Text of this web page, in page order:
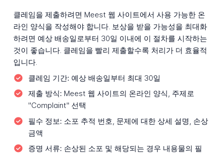
클레임을 제출하려면 Meest 웹 사이트에서 사용 가능한 온
라인 양식을 작성해야 합니다. 보상을 받을 가능성을 최대화
하려면 예상 배송일로부터 30일 이내에 이 절차를 시작하는
것이 좋습니다. 클레임을 빨리 제출할수록 처리가 더 효율적
입니다.
클레임 기간: 예상 배송일부터 최대 30일
제출 방식: Meest 웹 사이트의 온라인 양식, 주제로
"Complaint" 선택
필수 정보: 소포 추적 번호, 문제에 대한 상세 설명, 손상
금액
증명 서류: 손상된 소포 및 해당되는 경우 내용물의 필